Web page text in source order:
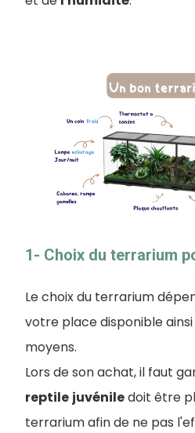
1- Choix du terrarium
Le choix du terrarium
votre place disponible ainsi
moyens.
Lors de son achat, il faut
reptile juvéniledoit être
terrarium afin de ne pas